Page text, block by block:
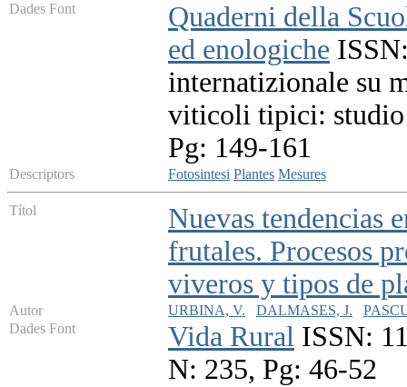
Dades Font
Quaderni della
ed enologiche
internatizionale su
viticoli tipici:
Pg: 149-161
Descriptors Fotosintesi Plantes Mesures
Títol
Nuevas tendencias
frutales. Procesos
viveros y tipos de
Autor URBINA, V. DALMASES, J.
Dades Font
Vida Rural ISSN:
N: 235, Pg: 46-52